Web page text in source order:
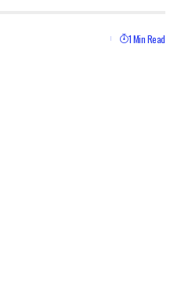
1 Min Read